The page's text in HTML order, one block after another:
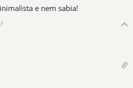
e nem sabia!